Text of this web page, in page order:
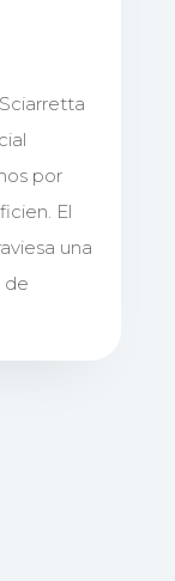
por
El
una
de